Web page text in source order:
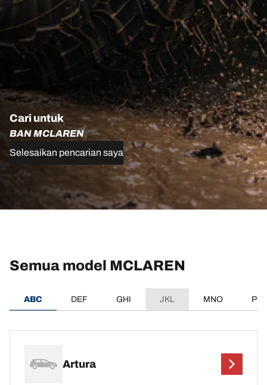
Cari untuk
BAN MCLAREN
Selesaikan pencarian saya
Semua model MCLAREN
ABC DEF GHI JKL MNO
Artura